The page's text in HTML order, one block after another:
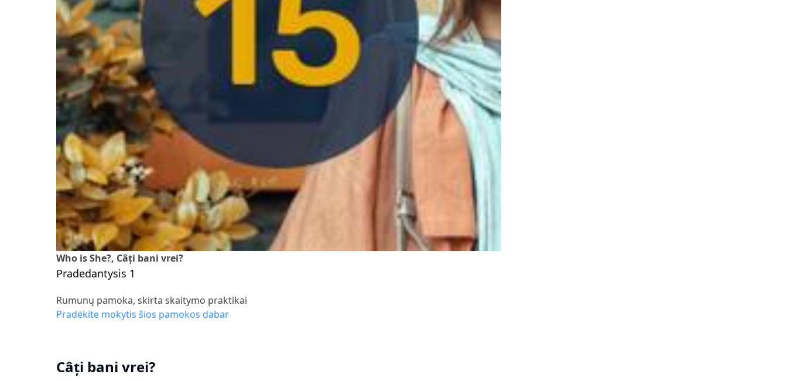
Who is She?, Câți bani vrei?
Pradedantysis 1
Rumunų pamoka, skirta skaitymo praktikai
Pradėkite mokytis šios pamokos dabar
Câți bani vrei?